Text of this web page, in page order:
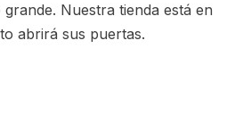
Nuestra tienda está en
abrirá sus puertas.